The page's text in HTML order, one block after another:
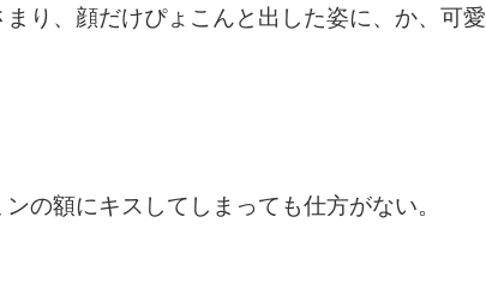
り、顔だけぴょこんと出した姿に、か、可愛
の額にキスしてしまっても仕方がない。